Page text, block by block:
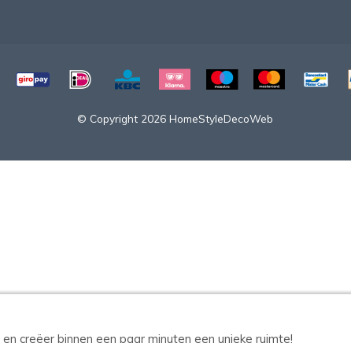
© Copyright 2026 HomeStyleDecoWeb
en creëer binnen een paar minuten een unieke ruimte!